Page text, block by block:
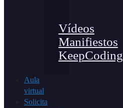
Vídeos
Manifiestos
KeepCoding
Aula
virtual
Solicita